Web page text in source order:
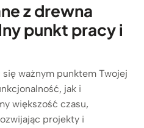
z drewna
punkt pracy i
się ważnym punktem Twojej
jak i
większość czasu,
projekty i